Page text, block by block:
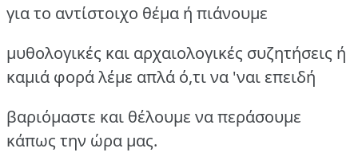
για το αντίστοιχο θέμα ή πιάνουμε
μυθολογικές και αρχαιολογικές συζητήσεις ή
καμιά φορά λέμε απλά ό,τι να 'ναι επειδή
βαριόμαστε και θέλουμε να περάσουμε
κάπως την ώρα μας.